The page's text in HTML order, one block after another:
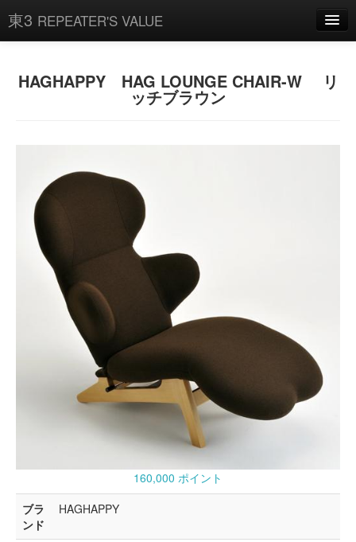
東3 REPEATER'S VALUE
HAGHAPPY HAG LOUNGE CHAIR-W リ
ッチブラウン
160,000 ポイント
ブラ
ンド
HAGHAPPY